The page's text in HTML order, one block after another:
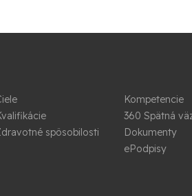
spôsobilosti
Kompetencie
360 Spätná
Dokumenty
ePodpisy